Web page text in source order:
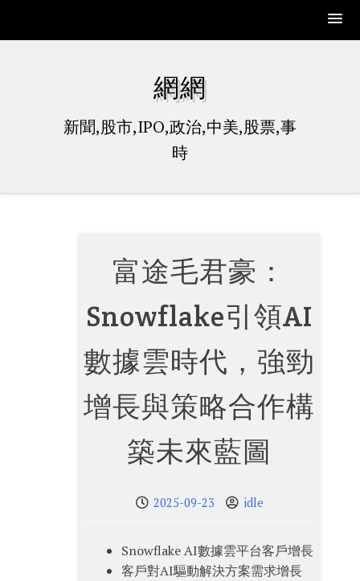
網網
新聞,股市,IPO,政治,中美,股票,事
時
富途毛君豪：
Snowflake引領AI
數據雲時代，強勁
增長與策略合作構
築未來藍圖
2025-09-23 idle
Snowflake AI數據雲平台客戶增長
客戶對AI驅動解決方案需求增長